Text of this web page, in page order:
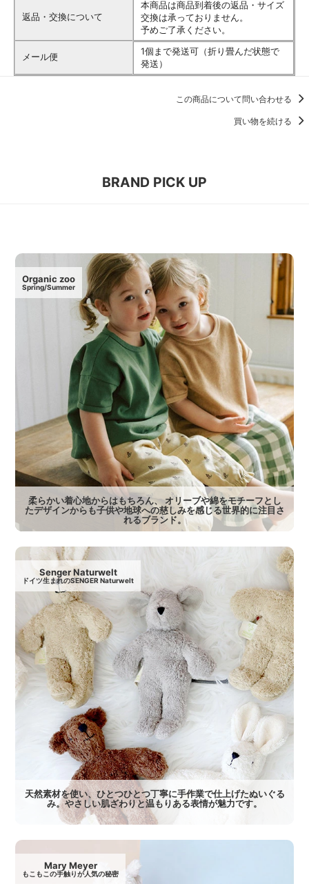
返品・交換について
本商品は商品到着後の返品・サイズ
交換は承っておりません。
予めご了承ください。
メール便
1個まで発送可（折り畳んだ状態で
発送）
この商品について問い合わせる
買い物を続ける
BRAND PICK UP
Organic zoo
Spring/Summer
柔らかい着心地からはもちろん、 オリーブや綿をモチーフとし
たデザインからも子供や地球への慈しみを感じる世界的に注目さ
れるブランド。
Senger Naturwelt
ドイツ生まれのSENGER Naturwelt
天然素材を使い、ひとつひとつ丁寧に手作業で仕上げたぬいぐる
み。やさしい肌ざわりと温もりある表情が魅力です。
Mary Meyer
もこもこの手触りが人気の秘密